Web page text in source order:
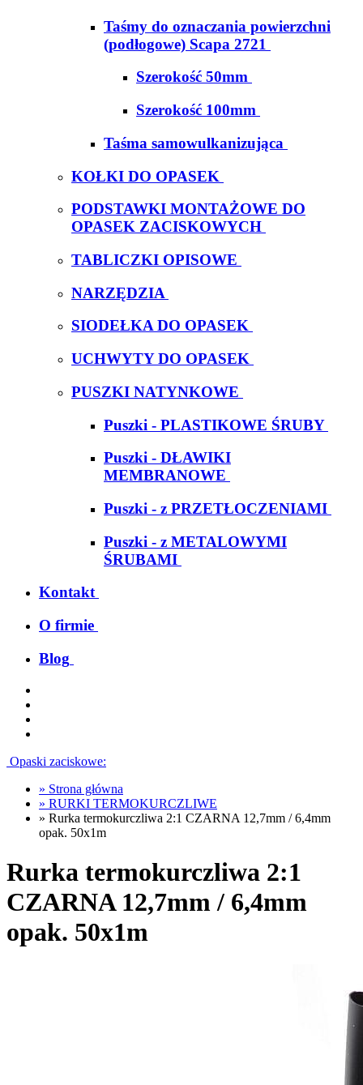
Taśmy do oznaczania powierzchni
(podłogowe) Scapa 2721
Szerokość 50mm
Szerokość 100mm
Taśma samowulkanizująca
KOŁKI DO OPASEK
PODSTAWKI MONTAŻOWE DO
OPASEK ZACISKOWYCH
TABLICZKI OPISOWE
NARZĘDZIA
SIODEŁKA DO OPASEK
UCHWYTY DO OPASEK
PUSZKI NATYNKOWE
Puszki - PLASTIKOWE ŚRUBY
Puszki - DŁAWIKI
MEMBRANOWE
Puszki - z PRZETŁOCZENIAMI
Puszki - z METALOWYMI
ŚRUBAMI
Kontakt
O firmie
Blog
Opaski zaciskowe:
» Strona główna
» RURKI TERMOKURCZLIWE
» Rurka termokurczliwa 2:1 CZARNA 12,7mm / 6,4mm
opak. 50x1m
Rurka termokurczliwa 2:1
CZARNA 12,7mm / 6,4mm
opak. 50x1m